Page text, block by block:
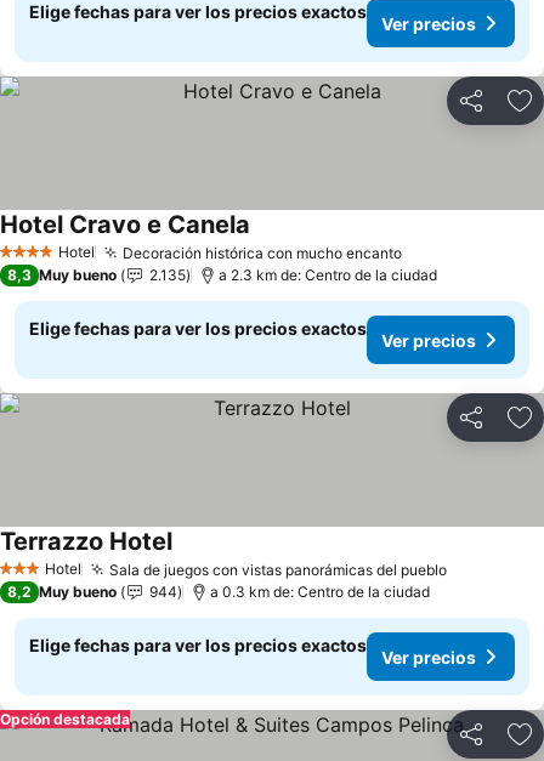
Elige fechas para ver los precios exactos
Ver precios
Compartir
4 EstrellasHotel Decoración histórica con mucho encantoVer precios
Hotel Cravo e Canela
8,3 Muy bueno 2.135 a 2.3 km de: Centro de la ciudad
Elige fechas para ver los precios exactos
Ver precios
Compartir
3 Estrellas
Hotel Sala de juegos con vistas panorámicas del puebloVer
Terrazzo HotelVer precios
8,2 Muy bueno 944 a 0.3 km de: Centro de la ciudad
Elige fechas para ver los precios exactos
Ver precios
Compartir
Opción destacada